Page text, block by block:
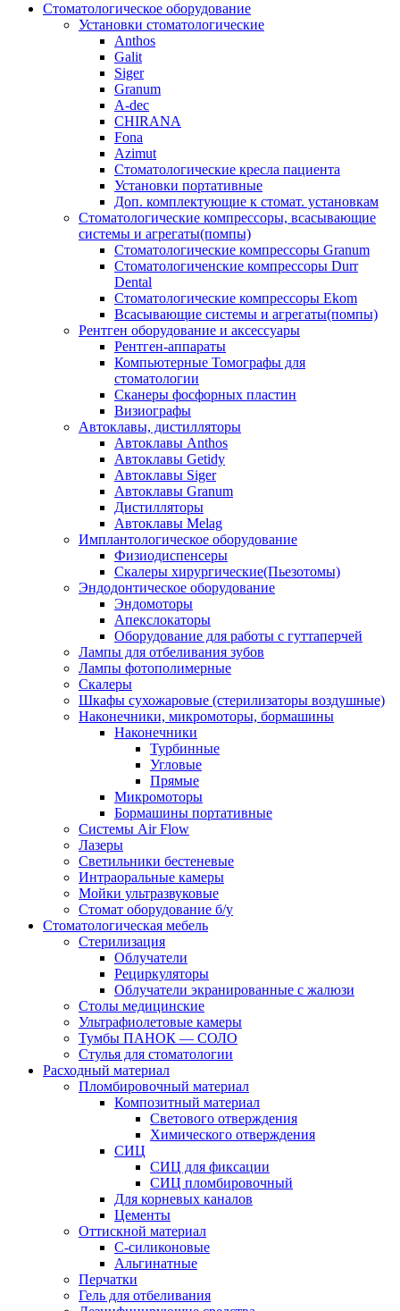
Стоматологическое оборудование
Установки стоматологические
Anthos
Galit
Siger
Granum
A-dec
CHIRANA
Fona
Azimut
Стоматологические кресла пациента
Установки портативные
Доп. комплектующие к стомат. установкам
Стоматологические компрессоры, всасывающие
системы и агрегаты(помпы)
Стоматологические компрессоры Granum
Стоматологиченские компрессоры Durr
Dental
Стоматологические компрессоры Ekom
Всасывающие системы и агрегаты(помпы)
Рентген оборудование и аксессуары
Рентген-аппараты
Компьютерные Томографы для
стоматологии
Сканеры фосфорных пластин
Визиографы
Автоклавы, дистилляторы
Автоклавы Anthos
Автоклавы Getidy
Автоклавы Siger
Автоклавы Granum
Дистилляторы
Автоклавы Melag
Имплантологическое оборудование
Физиодиспенсеры
Скалеры хирургические(Пьезотомы)
Эндодонтическое оборудование
Эндомоторы
Апекслокаторы
Оборудование для работы с гуттаперчей
Лампы для отбеливания зубов
Лампы фотополимерные
Скалеры
Шкафы сухожаровые (стерилизаторы воздушные)
Наконечники, микромоторы, бормашины
Наконечники
Турбинные
Угловые
Прямые
Микромоторы
Бормашины портативные
Системы Air Flow
Лазеры
Светильники бестеневые
Интраоральные камеры
Мойки ультразвуковые
Стомат оборудование б/у
Стоматологическая мебель
Стерилизация
Облучатели
Рециркуляторы
Облучатели экранированные с жалюзи
Столы медицинские
Ультрафиолетовые камеры
Тумбы ПАНОК — СОЛО
Стулья для стоматологии
Расходный материал
Пломбировочный материал
Композитный материал
Светового отверждения
Химического отверждения
СИЦ
СИЦ для фиксации
СИЦ пломбировочный
Для корневых каналов
Цементы
Оттискной материал
С-силиконовые
Альгинатные
Перчатки
Гель для отбеливания